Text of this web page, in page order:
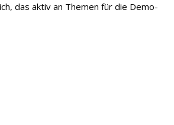
das aktiv an Themen für die Demo-